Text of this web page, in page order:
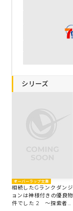
シリーズ
オーバーラップ文庫
相続したGランクダンジ
ョンは神様付きの優良物
件でした 2 ～探索者志